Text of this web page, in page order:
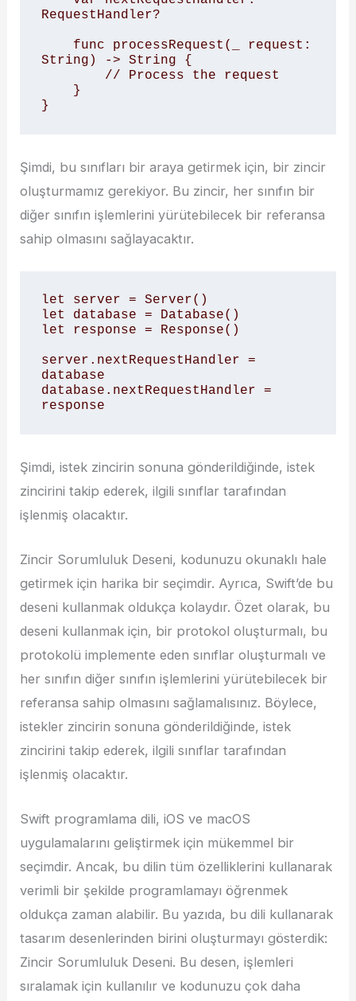
RequestHandler?
String) -> String {
}
Şimdi, bu sınıfları bir araya getirmek için, bir zincir
oluşturmamız gerekiyor. Bu zincir, her sınıfın bir
diğer sınıfın işlemlerini yürütebilecek bir referansa
sahip olmasını sağlayacaktır.
let server = Server()
let database = Database()
let response = Response()
server.nextRequestHandler =
database
database.nextRequestHandler =
response
Şimdi, istek zincirin sonuna gönderildiğinde, istek
zincirini takip ederek, ilgili sınıflar tarafından
işlenmiş olacaktır.
Zincir Sorumluluk Deseni, kodunuzu okunaklı hale
getirmek için harika bir seçimdir. Ayrıca, Swift’de bu
deseni kullanmak oldukça kolaydır. Özet olarak, bu
deseni kullanmak için, bir protokol oluşturmalı, bu
protokolü implemente eden sınıflar oluşturmalı ve
her sınıfın diğer sınıfın işlemlerini yürütebilecek bir
referansa sahip olmasını sağlamalısınız. Böylece,
istekler zincirin sonuna gönderildiğinde, istek
zincirini takip ederek, ilgili sınıflar tarafından
işlenmiş olacaktır.
Swift programlama dili, iOS ve macOS
uygulamalarını geliştirmek için mükemmel bir
seçimdir. Ancak, bu dilin tüm özelliklerini kullanarak
verimli bir şekilde programlamayı öğrenmek
oldukça zaman alabilir. Bu yazıda, bu dili kullanarak
tasarım desenlerinden birini oluşturmayı gösterdik:
Zincir Sorumluluk Deseni. Bu desen, işlemleri
sıralamak için kullanılır ve kodunuzu çok daha